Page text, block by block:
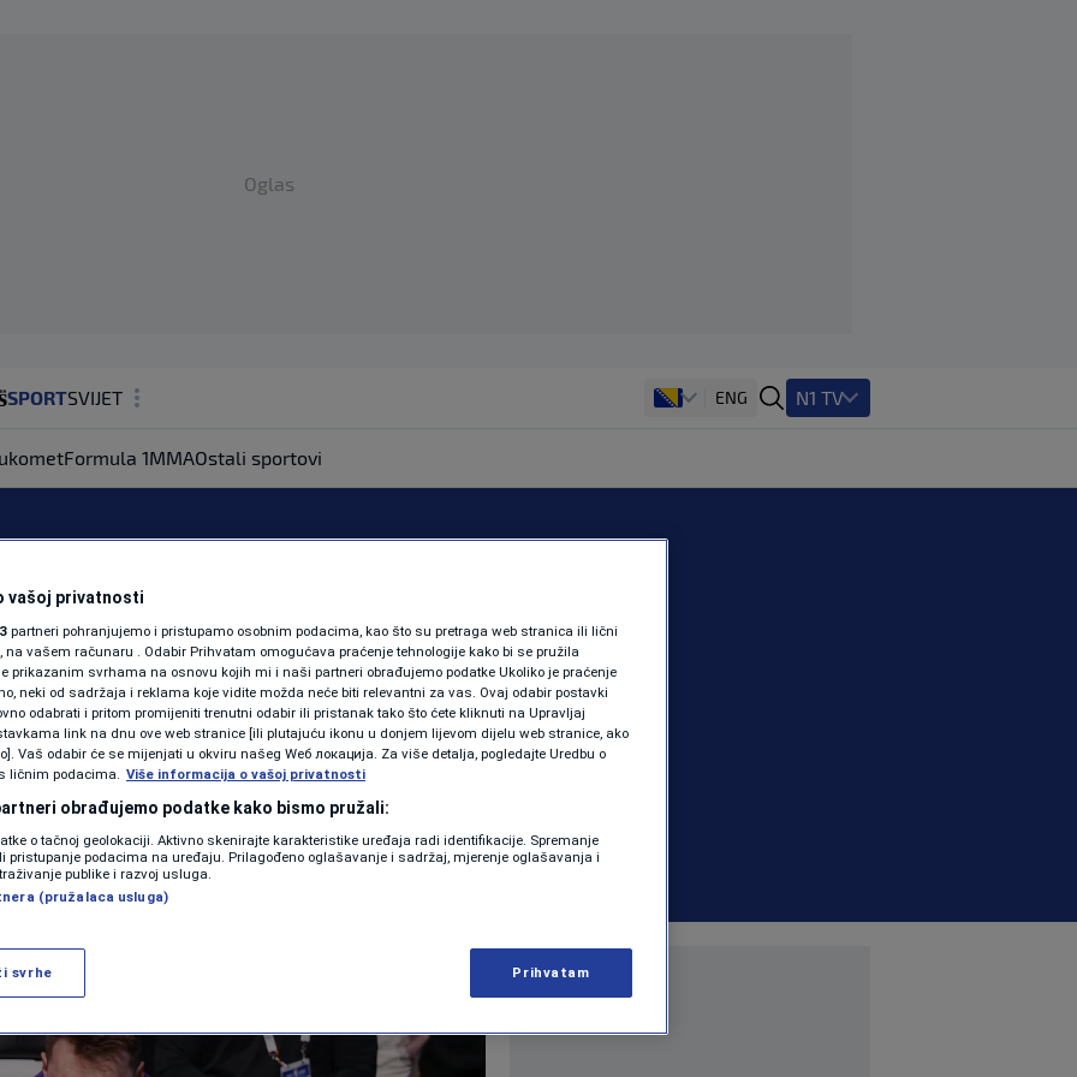
Oglas
SPORTSVIJET
ZDRAVLJE
SHOWBIZ
KOLUMNE
PODCAST
N1 SPECIJAL
FENOMENI
NEISTRAŽENO
VIRALNO
VIDEO
ENG N1 TV
Formula 1MMAOstali sportovi
„Slomili su mi
nikome rekao“
| NOGOMET | 0 komentara
Više
vašoj privatnosti
partneri pohranjujemo i pristupamo osobnim podacima, kao što su pretraga web stranica ili lični
na vašem računaru . Odabir Prihvatam omogućava praćenje tehnologije kako bi se pružila
prikazanim svrhama na osnovu kojih mi i naši partneri obrađujemo podatke Ukoliko je praćenje
neki od sadržaja i reklama koje vidite možda neće biti relevantni za vas. Ovaj odabir postavki
odabrati i pritom promijeniti trenutni odabir ili pristanak tako što ćete kliknuti na Upravljaj
link na dnu ove web stranice [ili plutajuću ikonu u donjem lijevom dijelu web stranice, ako
Vaš odabir će se mijenjati u okviru našeg Wеб локација. Za više detalja, pogledajte Uredbu o
ličnim podacima. Više informacija o vašoj privatnosti
obrađujemo podatke kako bismo pružali:
o tačnoj geolokaciji. Aktivno skenirajte karakteristike uređaja radi identifikacije. Spremanje
pristupanje podacima na uređaju. Prilagođeno oglašavanje i sadržaj, mjerenje oglašavanja i
publike i razvoj usluga.
(pružalaca usluga)
svrhe Prihvatam